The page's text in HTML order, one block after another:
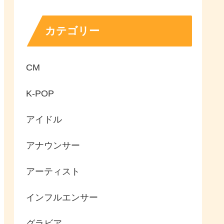
カテゴリー
CM
K-POP
アイドル
アナウンサー
アーティスト
インフルエンサー